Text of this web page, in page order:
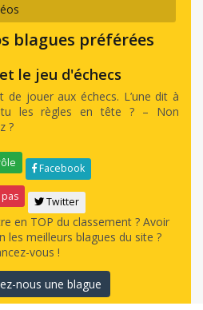
blagues préférées
le jeu d'échecs
jouer aux échecs. L’une dit à
tu les règles en tête ? – Non
?
Facebook
pas Twitter
en TOP du classement ? Avoir
les meilleurs blagues du site ?
vous !
nous une blague